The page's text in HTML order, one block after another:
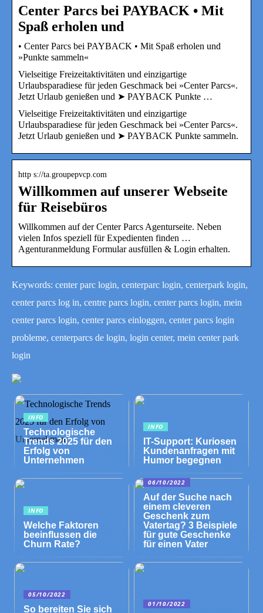
Center Parcs bei PAYBACK • Mit
Spaß erholen und
• Center Parcs bei PAYBACK • Mit Spaß erholen und
»Punkte sammeln«
Vielseitige Freizeitaktivitäten und einzigartige
Urlaubsparadiese für jeden Geschmack bei »Center Parcs«.
Jetzt Urlaub genießen und ➤ PAYBACK Punkte …
Vielseitige Freizeitaktivitäten und einzigartige
Urlaubsparadiese für jeden Geschmack bei »Center Parcs«.
Jetzt Urlaub genießen und ➤ PAYBACK Punkte sammeln.
http s://ta.groupepvcp.com
Willkommen auf unserer Webseite
für Reisebüros
Willkommen auf der Center Parcs Agenturseite. Neben
vielen Infos speziell für Expedienten finden …
Agenturanmeldung Formular ausfüllen & Login erhalten.
Keywords: center parc login, centerparc login, centerpark login,
center parcs log in, centre parcs login, center parcs login, mein
center parcs login, center parcs einloggen, center parcs login
probleme, centerparcs de login, login center, mein center park
login
INFO
Technologische
Trends 2025 für den
Erfolg von
Unternehmen
INFO
IT-Support: Kuriosen
Kundenanfragen mit
Humor begegnen
INFO
Welche Faktoren
beeinflussen die
Churn Rate?
06/10/2022
Auf der Suche nach
einem cleveren
Geschenk zum
Vatertag? 3 Beispiele
für gute Geschenke
für einen Vater
05/10/2022
So bereiten Sie sich
01/10/2022